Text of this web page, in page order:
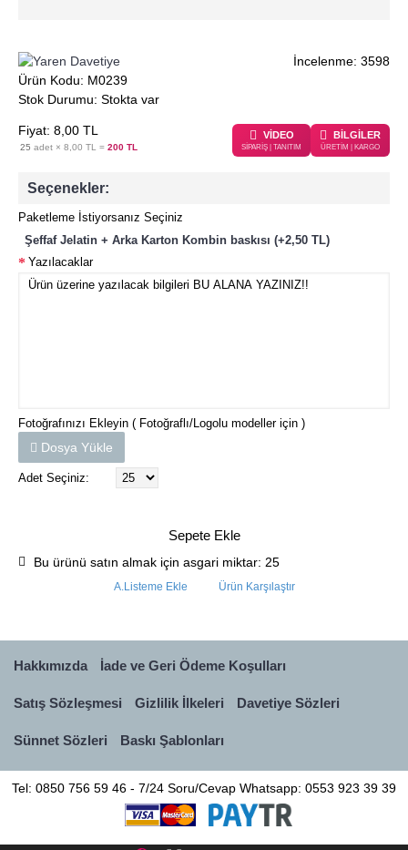
İncelenme: 3598
Ürün Kodu: M0239
Stok Durumu: Stokta var
Fiyat: 8 ,00 TL
25 adet × 8,00 TL = 200 TL
VİDEO
SİPARİŞ | TANITIM
BİLGİLER
ÜRETİM | KARGO
Seçenekler:
Paketleme İstiyorsanız Seçiniz
Şeffaf Jelatin + Arka Karton Kombin baskısı (+2,50 TL)
Yazılacaklar
Fotoğrafınızı Ekleyin ( Fotoğraflı/Logolu modeller için )
Dosya Yükle
Adet Seçiniz:
Sepete Ekle
Bu ürünü satın almak için asgari miktar: 25
A.Listeme Ekle Ürün Karşılaştır
Hakkımızda İade ve Geri Ödeme Koşulları
Satış Sözleşmesi Gizlilik İlkeleri Davetiye Sözleri
Sünnet Sözleri Baskı Şablonları
Tel: 0850 756 59 46 - 7/24 Soru/Cevap Whatsapp: 0553 923 39 39